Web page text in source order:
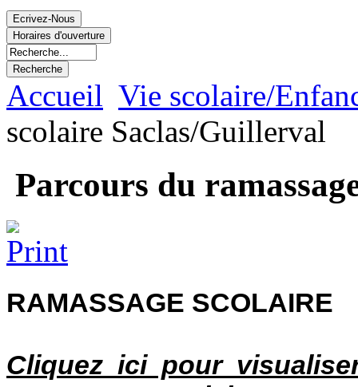
Accueil Vie scolaire/
scolaire Saclas/Guillerval
Parcours du
RAMASSAGE SCOLAIRE
Cliquez ici pour